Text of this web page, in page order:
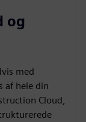
og
med
af hele din
Cloud,